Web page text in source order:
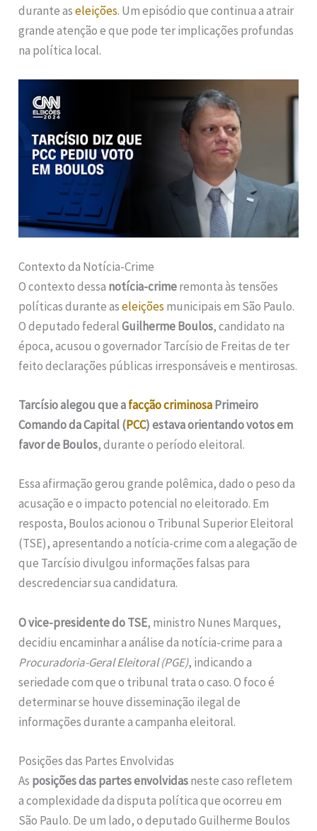
durante aseleições. Um episódio que continua a atrair
grande atenção e que pode ter implicações profundas
na política local.
Contexto da Notícia-Crime
O contexto dessa notícia-crimeremonta às tensões
políticas durante aseleições municipais em São Paulo.
O deputado federalGuilherme Boulos, candidato na
época, acusou o governador Tarcísio de Freitas de ter
feito declarações públicas irresponsáveis e mentirosas.
Tarcísio alegou que afacção criminosaPrimeiro
Comando da Capital (PCC) estava orientando votos em
favor de Boulos, durante o período eleitoral.
Essa afirmação gerou grande polêmica, dado o peso da
acusação e o impacto potencial no eleitorado. Em
resposta, Boulos acionou o Tribunal Superior Eleitoral
(TSE), apresentando a notícia-crime com a alegação de
que Tarcísio divulgou informações falsas para
descredenciar sua candidatura.
O vice-presidente do TSE, ministro Nunes Marques,
decidiu encaminhar a análise da notícia-crime para a
Procuradoria-Geral Eleitoral (PGE), indicando a
seriedade com que o tribunal trata o caso. O foco é
determinar se houve disseminação ilegal de
informações durante a campanha eleitoral.
Posições das Partes Envolvidas
As posições das partes envolvidasneste caso refletem
a complexidade da disputa política que ocorreu em
São Paulo. De um lado, o deputado Guilherme Boulos